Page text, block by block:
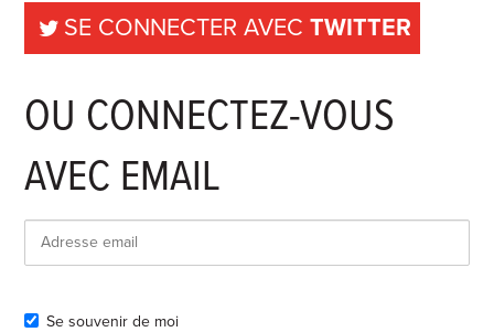
SE CONNECTER AVECTWITTER
OU CONNECTEZ-VOUS
AVEC EMAIL
Se souvenir de moi